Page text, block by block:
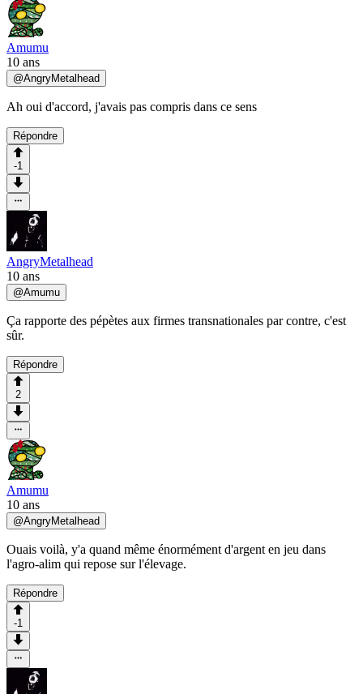
Amumu
10 ans
@AngryMetalhead
Ah oui d'accord, j'avais pas compris dans ce sens
Répondre
-1
AngryMetalhead
10 ans
@Amumu
Ça rapporte des pépètes aux firmes transnationales par contre, c'est
sûr.
Répondre
2
Amumu
10 ans
@AngryMetalhead
Ouais voilà, y'a quand même énormément d'argent en jeu dans
l'agro-alim qui repose sur l'élevage.
Répondre
-1